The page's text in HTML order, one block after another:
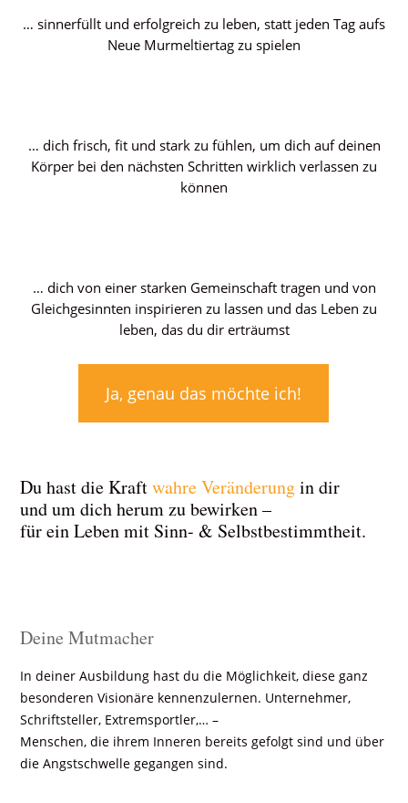
… sinnerfüllt und erfolgreich zu leben, statt jeden Tag aufs
Neue Murmeltiertag zu spielen
… dich frisch, fit und stark zu fühlen, um dich auf deinen
Körper bei den nächsten Schritten wirklich verlassen zu
können
… dich von einer starken Gemeinschaft tragen und von
Gleichgesinnten inspirieren zu lassen und das Leben zu
leben, das du dir erträumst
Ja, genau das möchte ich!
Du hast die Kraftwahre Veränderungin dir
und um dich herum zu bewirken –
für ein Leben mit Sinn- & Selbstbestimmtheit.
Deine Mutmacher
In deiner Ausbildung hast du die Möglichkeit, diese ganz
besonderen Visionäre kennenzulernen. Unternehmer,
Schriftsteller, Extremsportler,… –
Menschen, die ihrem Inneren bereits gefolgt sind und über
die Angstschwelle gegangen sind.